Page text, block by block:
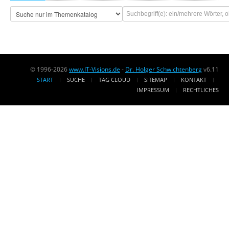
© 1996-2026www.IT-Visions.de - Dr. Holger Schwichtenbergv6.11
START SUCHE TAG CLOUD SITEMAP
KONTAKT
IMPRESSUM
RECHTLICHES